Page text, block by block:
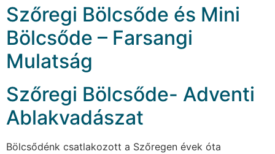
Szőregi Bölcsőde és Mini
Bölcsőde – Farsangi
Mulatság
Szőregi Bölcsőde- Adventi
Ablakvadászat
Bölcsődénk csatlakozott a Szőregen évek óta